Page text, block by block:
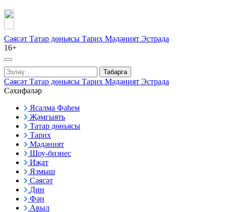
Сәясәт Татар дөньясы Тарих Мәдәният Эстрада
16+
Табарга
Сәясәт Татар дөньясы Тарих Мәдәният Эстрада
Сәхифәләр
Ясалма Фәһем
Җәмгыять
Татар дөньясы
Тарих
Мәдәният
Шоу-бизнес
Иҗат
Язмыш
Сәясәт
Дин
Фән
Авыл